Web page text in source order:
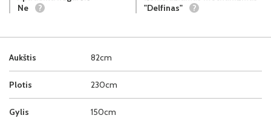
Aukštis 82cm
Plotis 230cm
Gylis 150cm
Ne
?
"Delfinas"
?